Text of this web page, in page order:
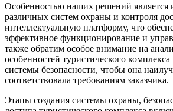
Особенностью наших решений является
различных систем охраны и контроля
интеллектуальную платформу, что
эффективное функционирование и
также обратим особое внимание на
особенностей туристического
системы безопасности, чтобы она
соответствовала требованиям заказчика.
Этапы создания системы охраны,